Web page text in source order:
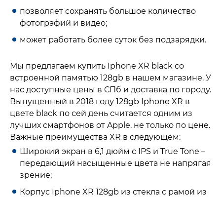
позволяет сохранять большое количество
фотографий и видео;
может работать более суток без подзарядки.
Мы предлагаем купить Iphone XR black со
встроенной памятью 128gb в нашем магазине. У
нас доступные цены в СПб и доставка по городу.
Выпущенный в 2018 году 128gb Iphone XR в
цвете black по сей день считается одним из
лучших смартфонов от Apple, не только по цене.
Важные преимущества XR в следующем:
Широкий экран в 6,1 дюйм с IPS и True Tone –
передающий насыщенные цвета не напрягая
зрение;
Корпус Iphone XR 128gb из стекла с рамой из